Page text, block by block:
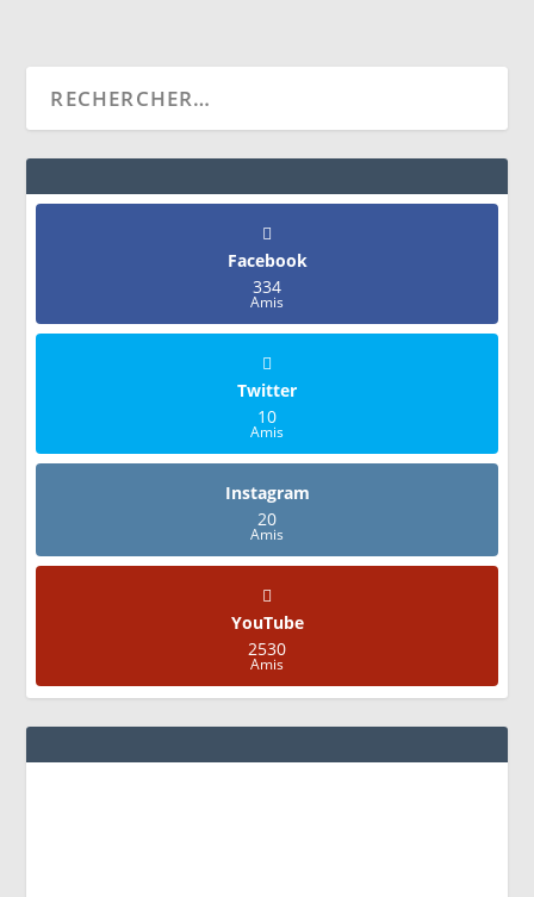
Facebook
334
Amis
Twitter
10
Amis
Instagram
20
Amis
YouTube
2530
Amis